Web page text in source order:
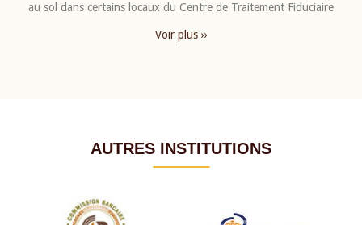
au sol dans certains locaux du Centre de Traitement Fiduciaire
Voir plus ››
AUTRES INSTITUTIONS